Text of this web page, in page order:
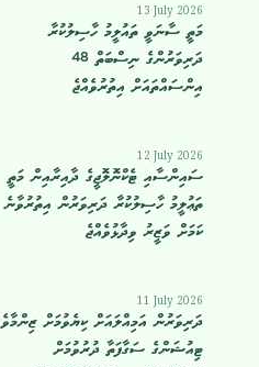
13 July 2026
މަތީ ސާނަވީ ތައުލީމު ހާސިލުކުރާ
ދަރިވަރުންގެ ނިސްބަތް 48
އިންސައްތައަށް އިތުރުވެއްޖެ
12 July 2026
ސައިންސާއި ޓެކްނޮލޮޖީގެ ދާއިރާއިން މަތީ
ތަޢުލީމު ހާސިލުކުރާ ދަރިވަރުން އިތުރުވާނެ
ކަމަށް ވަޒީރު ވިދާޅުވެއްޖެ
11 July 2026
ދަރިވަރުން އަމިއްލައަށް ކިޔެވުމަށް ޒިންމާވެ
ޓިއުޝަންގެ ސަގާފަތާ ދުރުވުމަށް